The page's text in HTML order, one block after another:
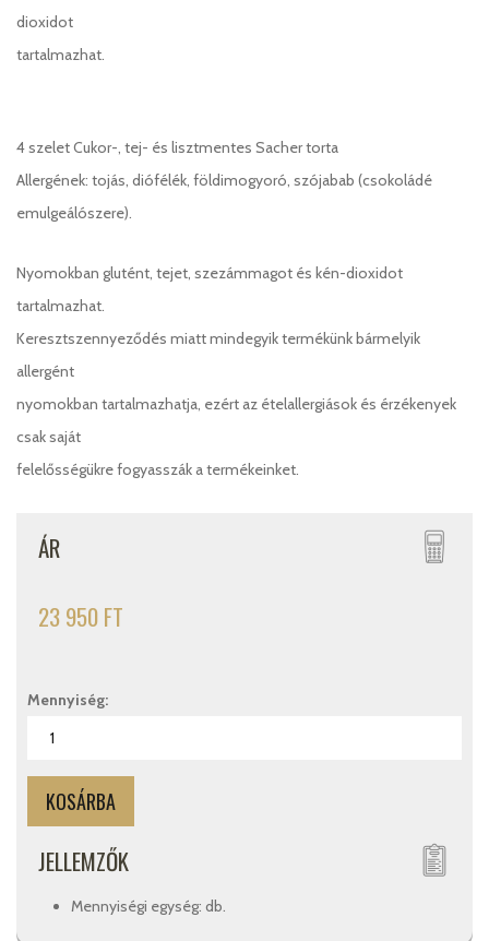
dioxidot
tartalmazhat.
4 szelet Cukor-, tej- és lisztmentes Sacher torta
Allergének: tojás, diófélék, földimogyoró, szójabab (csokoládé
emulgeálószere).
Nyomokban glutént, tejet, szezámmagot és kén-dioxidot
tartalmazhat.
Keresztszennyeződés miatt mindegyik termékünk bármelyik
allergént
nyomokban tartalmazhatja, ezért az ételallergiások és érzékenyek
csak saját
felelősségükre fogyasszák a termékeinket.
ÁR
23 950 FT
Mennyiség:
JELLEMZŐK
Mennyiségi egység: db.